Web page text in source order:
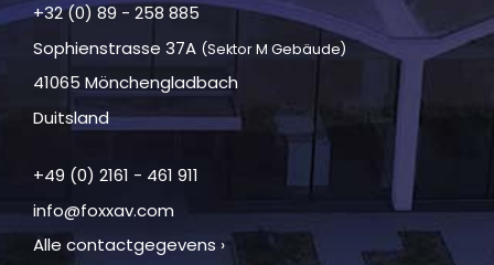
+32 (0) 89 - 258 885
Sophienstrasse 37A (Sektor M Gebäude)
41065 Mönchengladbach
Duitsland
+49 (0) 2161 - 461 911
info@foxxav.com
Alle contactgegevens ›